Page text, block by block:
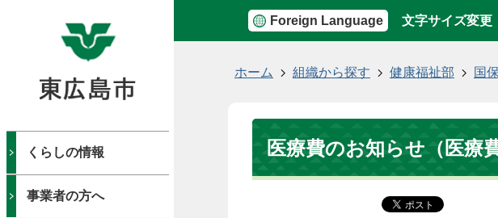
Foreign Language 文字サイズ変更
くらしの情報
事業者の方へ
ホーム 組織から探す 健康福祉部 国
医療費のお知らせ（医療